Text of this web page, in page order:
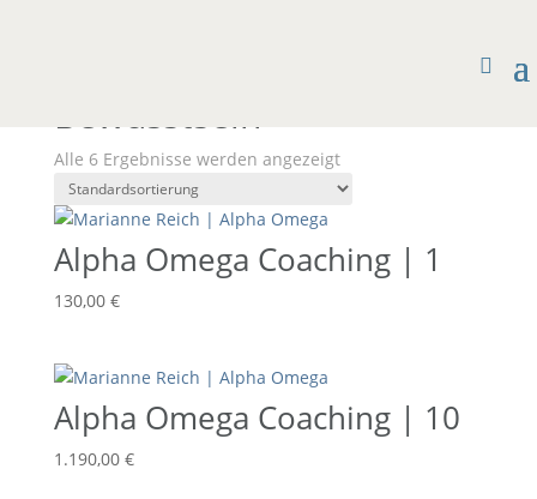
Bewusstsein
Alle 6 Ergebnisse werden angezeigt
Alpha Omega Coaching | 1
130,00 €
Alpha Omega Coaching | 10
1.190,00 €